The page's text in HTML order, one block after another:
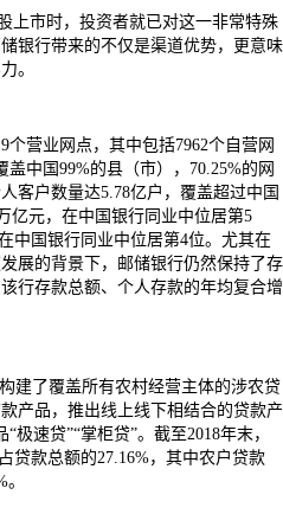
上市时，投资者就已对这一非常特殊
银行带来的不仅是渠道优势，更意味
。
个营业网点，其中包括7962个自营网
中国99%的县（市），70.25%的网
客户数量达5.78亿户，覆盖超过中国
亿元，在中国银行同业中位居第5
中国银行同业中位居第4位。尤其在
展的背景下，邮储银行仍然保持了存
行存款总额、个人存款的年均复合增
建了覆盖所有农村经营主体的涉农贷
产品，推出线上线下相结合的贷款产
极速贷”“掌柜贷”。截至2018年末，
贷款总额的27.16%，其中农户贷款